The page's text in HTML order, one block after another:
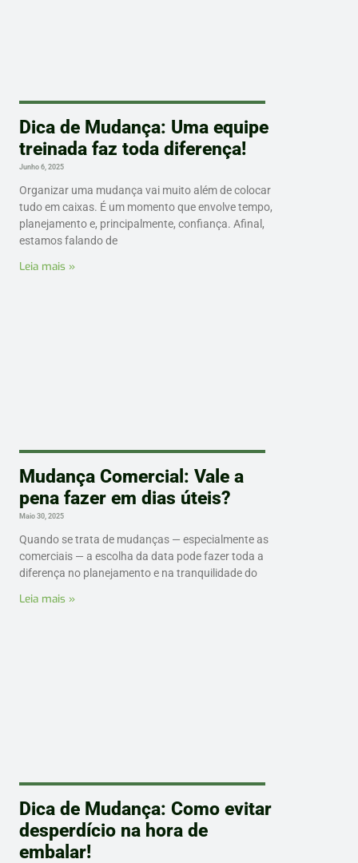
Dica de Mudança: Uma equipe
treinada faz toda diferença!
Junho 6, 2025
Organizar uma mudança vai muito além de colocar
tudo em caixas. É um momento que envolve tempo,
planejamento e, principalmente, confiança. Afinal,
estamos falando de
Leia mais »
Mudança Comercial: Vale a
pena fazer em dias úteis?
Maio 30, 2025
Quando se trata de mudanças — especialmente as
comerciais — a escolha da data pode fazer toda a
diferença no planejamento e na tranquilidade do
Leia mais »
Dica de Mudança: Como evitar
desperdício na hora de
embalar!